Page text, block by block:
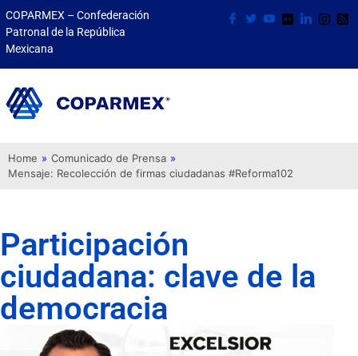
COPARMEX – Confederación
Patronal de la República
Mexicana
Home » Comunicado de Prensa »
Mensaje: Recolección de firmas ciudadanas #Reforma102
Participación
ciudadana: clave de la
democracia